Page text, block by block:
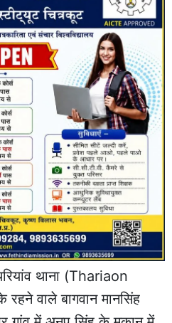
थाना (Thariaon
वाले बागवान मानसिंह